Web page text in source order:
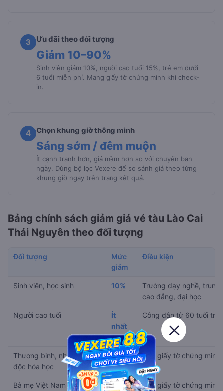
3 Ưu đãi theo đối tượng
Giảm 10–90%
Sinh viên giảm 10%, người cao tuổi 15%, trẻ em dưới
6 tuổi miễn phí. Mang giấy tờ chứng minh khi check-
in.
4 Chọn khung giờ thông minh
Sáng sớm / đêm muộn
Ít cạnh tranh hơn, giá mềm hơn so với chuyến ban
ngày. Dùng bộ lọc Vexere để so sánh giá theo từng
khung giờ ngay trên trang kết quả.
Bảng chính sách giảm giá vé tàu Lào Cai
Thái Nguyên theo đối tượng
Đối tượng
Mức
giảm
Điều kiện
Sinh viên, học sinh 10%
Trường dạy nghề, trung
cao đẳng, đại học
Người cao tuổi
Ít
nhất
15%
Công dân từ 60 tuổi trở
Thương binh, nhiễm chất
độc hóa học
30% Cần giấy tờ chứng minh
Bà mẹ Việt Nam anh hùng 90% Cần giấy tờ chứng minh